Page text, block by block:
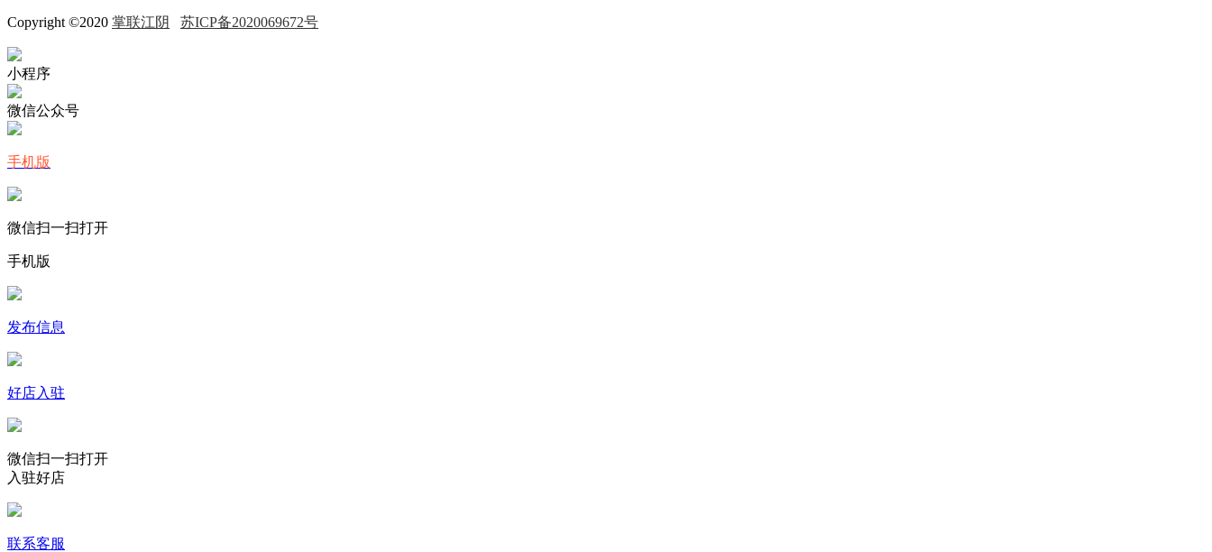
Copyright ©2020 掌联江阴 苏ICP备2020069672号
小程序
微信公众号
手机版
微信扫一扫打开
手机版
发布信息
好店入驻
微信扫一扫打开
入驻好店
联系客服